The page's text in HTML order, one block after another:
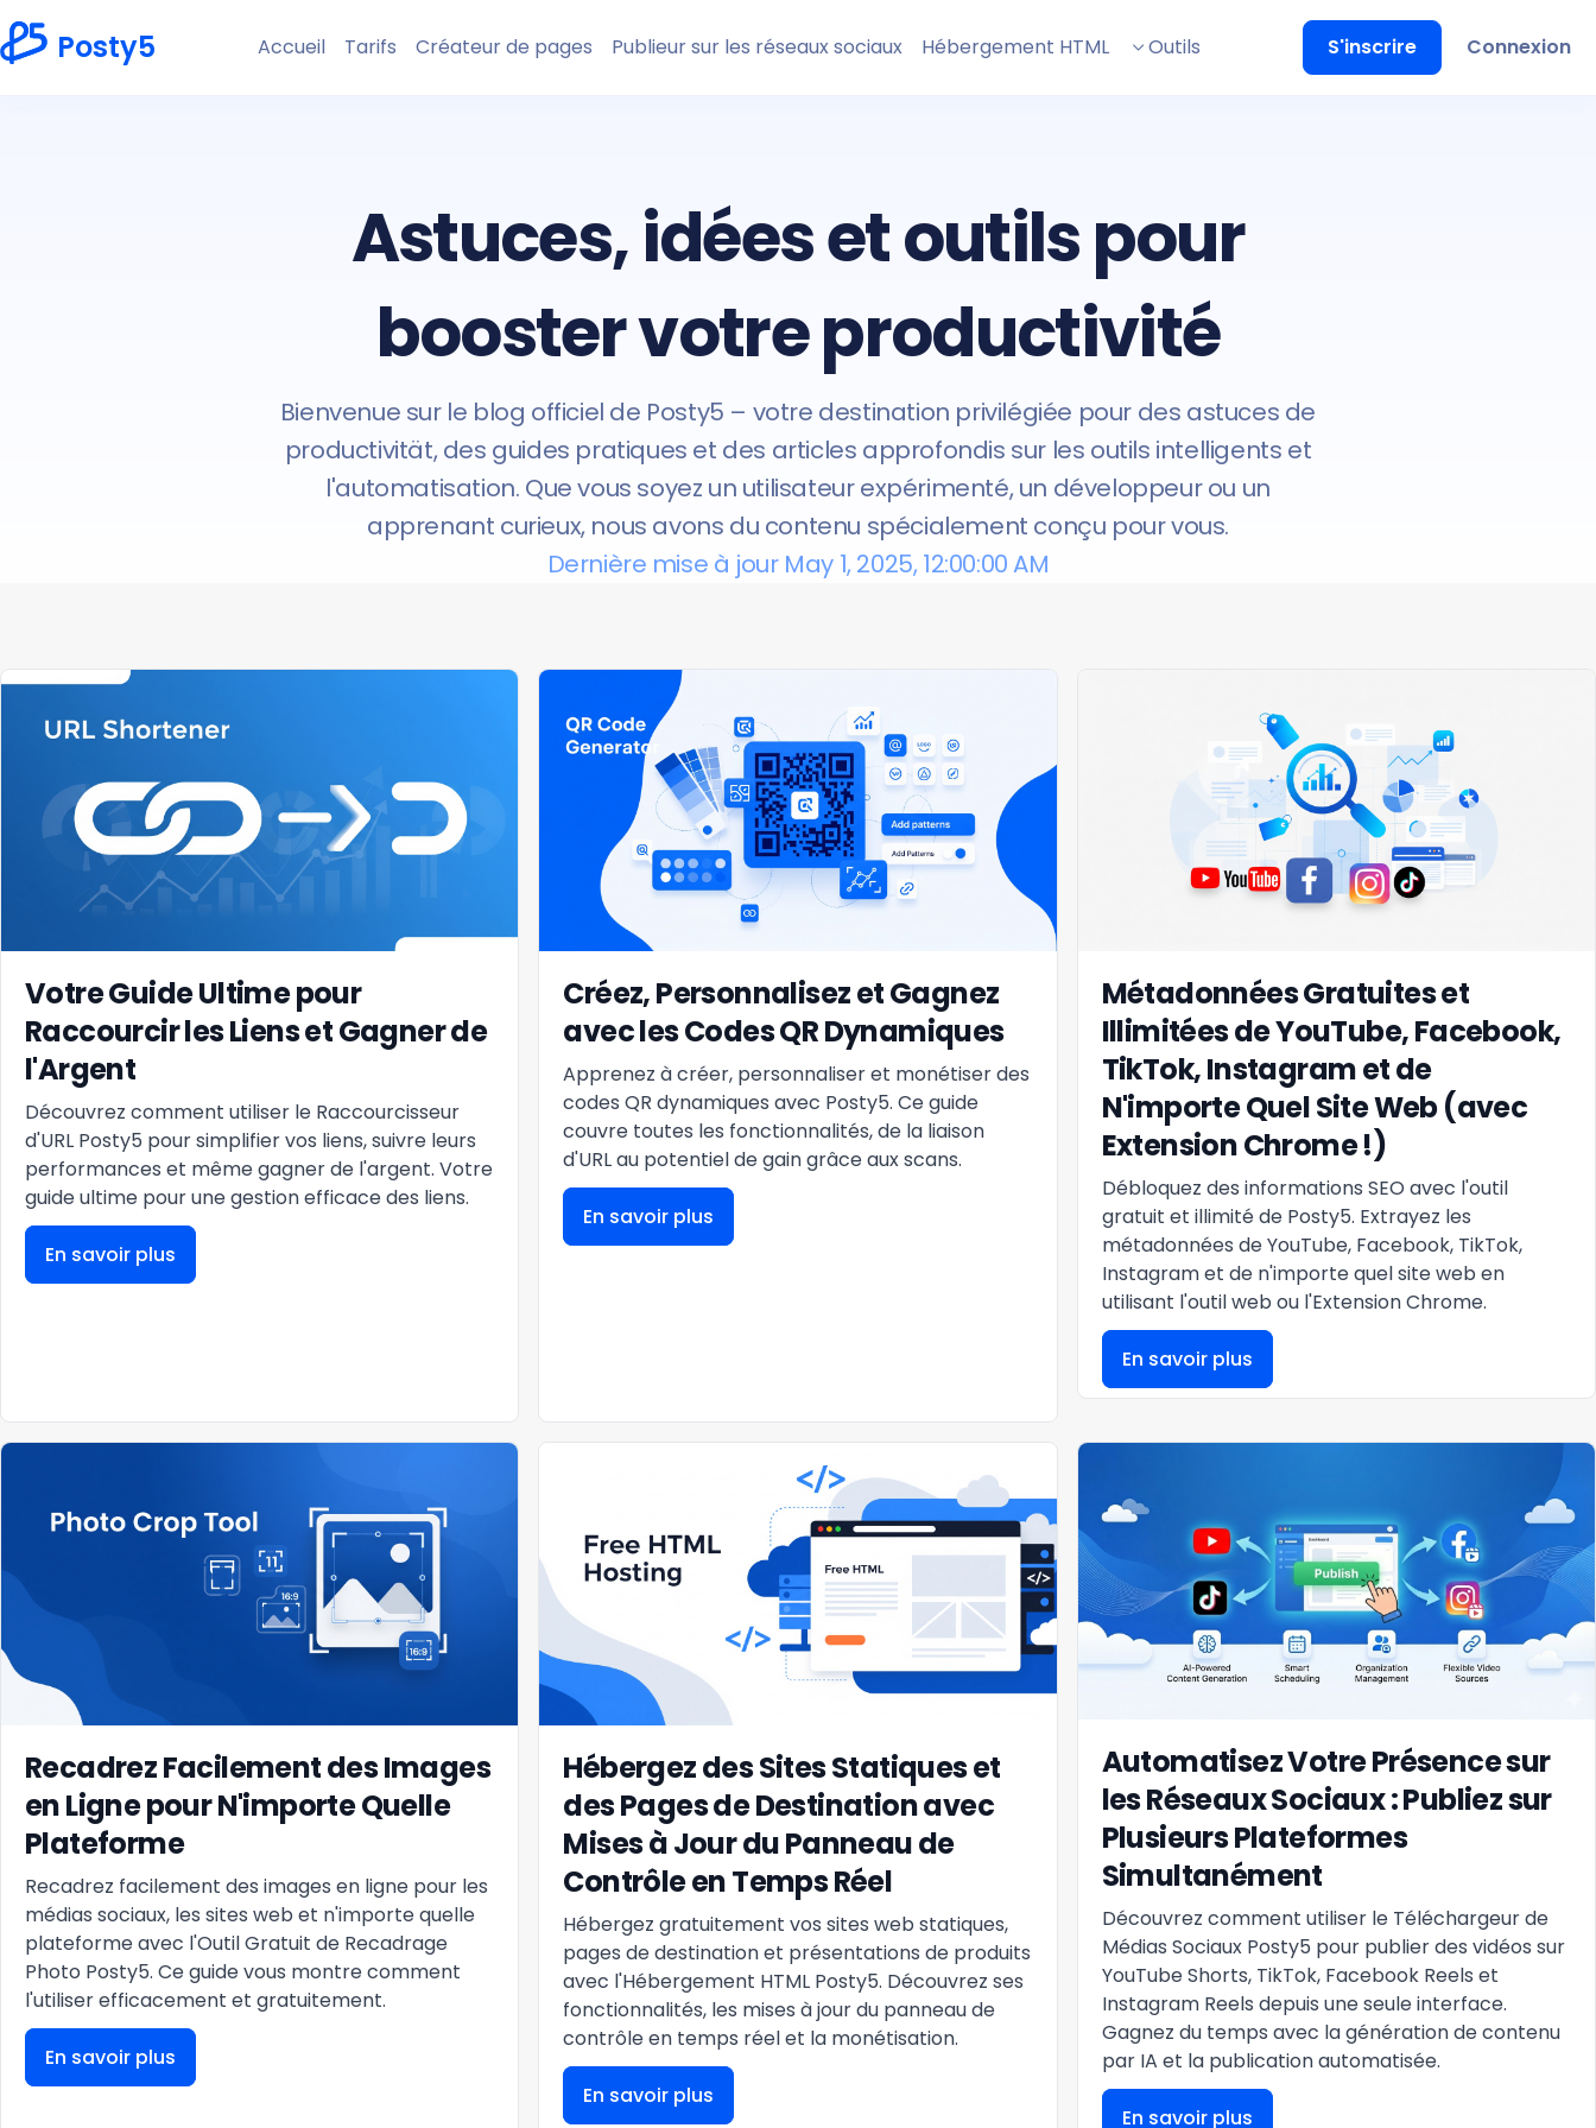
Posty5 Accueil Tarifs Créateur de pages Publieur sur les réseaux sociaux Hébergement HTML Outils S'inscrire Connexion
Astuces, idées et outils pour
booster votre productivité
Bienvenue sur le blog officiel de Posty5 – votre destination privilégiée pour des astuces de
productivität, des guides pratiques et des articles approfondis sur les outils intelligents et
l'automatisation. Que vous soyez un utilisateur expérimenté, un développeur ou un
apprenant curieux, nous avons du contenu spécialement conçu pour vous.
Dernière mise à jour May 1, 2025, 12:00:00 AM
Votre Guide Ultime pour
Raccourcir les Liens et Gagner de
l'Argent
Découvrez comment utiliser le Raccourcisseur
d'URL Posty5 pour simplifier vos liens, suivre leurs
performances et même gagner de l'argent. Votre
guide ultime pour une gestion efficace des liens.
En savoir plus
Créez, Personnalisez et Gagnez
avec les Codes QR Dynamiques
Apprenez à créer, personnaliser et monétiser des
codes QR dynamiques avec Posty5. Ce guide
couvre toutes les fonctionnalités, de la liaison
d'URL au potentiel de gain grâce aux scans.
En savoir plus
Métadonnées Gratuites et
Illimitées de YouTube, Facebook,
TikTok, Instagram et de
N'importe Quel Site Web (avec
Extension Chrome !)
Débloquez des informations SEO avec l'outil
gratuit et illimité de Posty5. Extrayez les
métadonnées de YouTube, Facebook, TikTok,
Instagram et de n'importe quel site web en
utilisant l'outil web ou l'Extension Chrome.
En savoir plus
Recadrez Facilement des Images
en Ligne pour N'importe Quelle
Plateforme
Recadrez facilement des images en ligne pour les
médias sociaux, les sites web et n'importe quelle
plateforme avec l'Outil Gratuit de Recadrage
Photo Posty5. Ce guide vous montre comment
l'utiliser efficacement et gratuitement.
En savoir plus
Hébergez des Sites Statiques et
des Pages de Destination avec
Mises à Jour du Panneau de
Contrôle en Temps Réel
Hébergez gratuitement vos sites web statiques,
pages de destination et présentations de produits
avec l'Hébergement HTML Posty5. Découvrez ses
fonctionnalités, les mises à jour du panneau de
contrôle en temps réel et la monétisation.
En savoir plus
Automatisez Votre Présence sur
les Réseaux Sociaux : Publiez sur
Plusieurs Plateformes
Simultanément
Découvrez comment utiliser le Téléchargeur de
Médias Sociaux Posty5 pour publier des vidéos sur
YouTube Shorts, TikTok, Facebook Reels et
Instagram Reels depuis une seule interface.
Gagnez du temps avec la génération de contenu
par IA et la publication automatisée.
En savoir plus